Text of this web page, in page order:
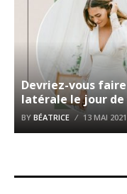
Devriez-vous
latérale le jour
BY BÉATRICE 13 MAI 2021